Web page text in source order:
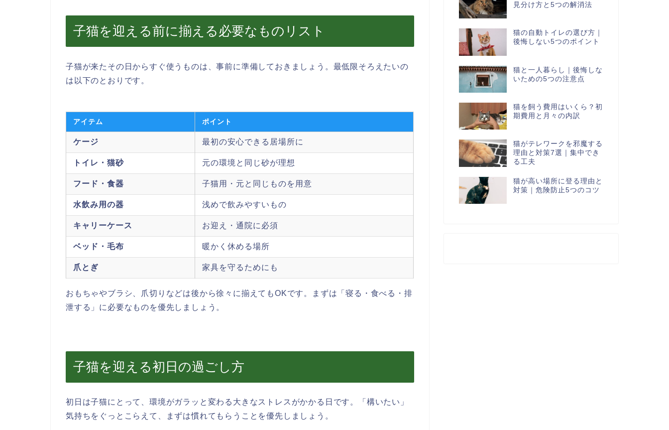
子猫を迎える前に揃える必要なものリスト
子猫が来たその日からすぐ使うものは、事前に準備しておきましょう。最低限そろえたいの
は以下のとおりです。
アイテム ポイント
ケージ 最初の安心できる居場所に
トイレ・猫砂 元の環境と同じ砂が理想
フード・食器 子猫用・元と同じものを用意
水飲み用の器 浅めで飲みやすいもの
キャリーケース お迎え・通院に必須
ベッド・毛布 暖かく休める場所
爪とぎ 家具を守るためにも
おもちゃやブラシ、爪切りなどは後から徐々に揃えてもOKです。まずは「寝る・食べる・排
泄する」に必要なものを優先しましょう。
子猫を迎える初日の過ごし方
初日は子猫にとって、環境がガラッと変わる大きなストレスがかかる日です。「構いたい」
気持ちをぐっとこらえて、まずは慣れてもらうことを優先しましょう。
見分け方と5つの解消法
猫の自動トイレの選び方｜
後悔しない5つのポイント
猫と一人暮らし｜後悔しな
いための5つの注意点
猫を飼う費用はいくら？初
期費用と月々の内訳
猫がテレワークを邪魔する
理由と対策7選｜集中でき
る工夫
猫が高い場所に登る理由と
対策｜危険防止5つのコツ